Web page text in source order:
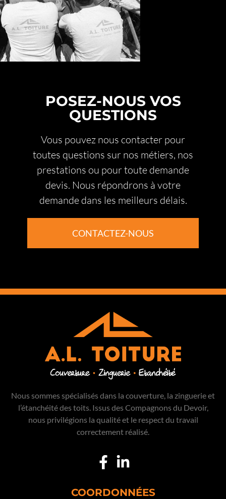
POSEZ-NOUS VOS
QUESTIONS
Vous pouvez nous contacter pour
toutes questions sur nos métiers, nos
prestations ou pour toute demande
devis. Nous répondrons à votre
demande dans les meilleurs délais.
CONTACTEZ-NOUS
Nous sommes spécialisés dans la couverture, la zinguerie et
l’étanchéité des toits. Issus des Compagnons du Devoir,
nous privilégions la qualité et le respect du travail
correctement réalisé.
COORDONNÉES